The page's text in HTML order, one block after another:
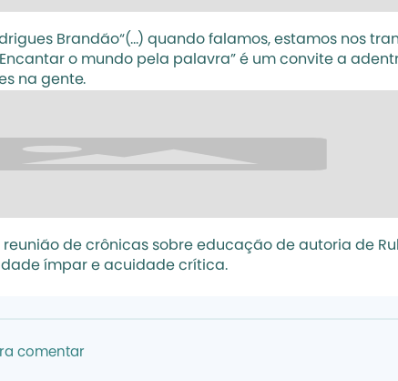
Brandão“(...) quando falamos, estamos nos
o mundo pela palavra” é um convite a
na gente.
reunião de crônicas sobre educação de autoria de
ímpar e acuidade crítica.
comentar